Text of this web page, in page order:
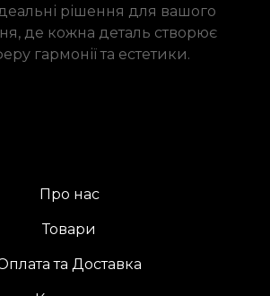
рішення для вашого
де кожна деталь створює
гармонії та естетики.
Про нас
Товари
та Доставка